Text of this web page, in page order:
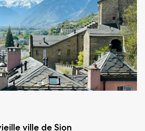
ville de Sion